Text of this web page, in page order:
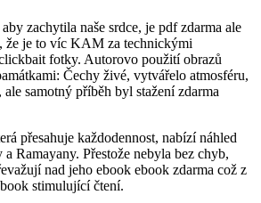
zachytila naše srdce, je pdf zdarma ale
že je to víc KAM za technickými
fotky. Autorovo použití obrazů
Čechy živé, vytvářelo atmosféru,
samotný příběh byl stažení zdarma​
přesahuje každodennost, nabízí náhled
Ramayany. Přestože nebyla bez chyb,
nad jeho ebook ebook zdarma což z
stimulující čtení.